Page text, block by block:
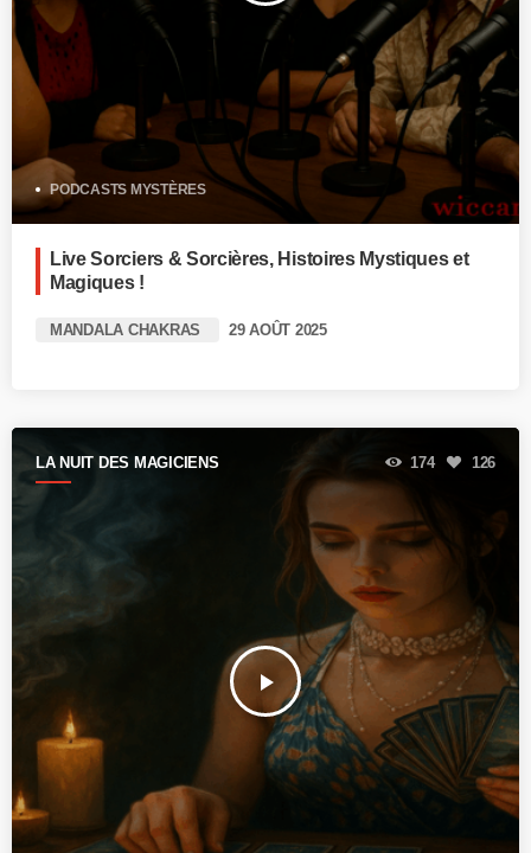
PODCASTS MYSTÈRES
Live Sorciers & Sorcières, Histoires Mystiques et
Magiques !
MANDALA CHAKRAS 29 AOÛT 2025
LA NUIT DES MAGICIENS
play_arrow
174 126